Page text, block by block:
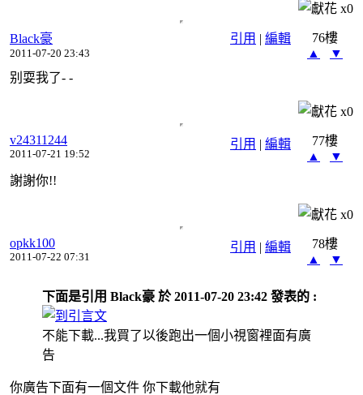
x0
引用 | 編輯
Black豪
2011-07-20 23:43
76樓
▲
▼
别耍我了- -
x0
引用 | 編輯
v24311244
2011-07-21 19:52
77樓
▲
▼
謝謝你!!
x0
引用 | 編輯
opkk100
2011-07-22 07:31
78樓
▲
▼
下面是引用 Black豪 於 2011-07-20 23:42 發表的 :
不能下載...我買了以後跑出一個小視窗裡面有廣
告
你廣告下面有一個文件 你下載他就有